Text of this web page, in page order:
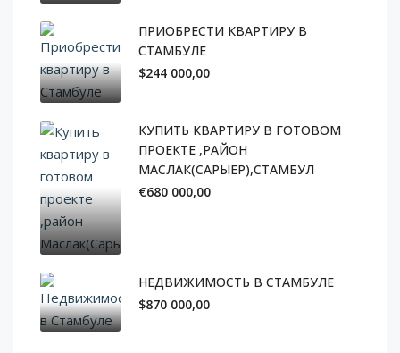
ПРИОБРЕСТИ КВАРТИРУ В
СТАМБУЛЕ
$244 000,00
КУПИТЬ КВАРТИРУ В ГОТОВОМ
ПРОЕКТЕ ,РАЙОН
МАСЛАК(САРЫЕР),СТАМБУЛ
€680 000,00
НЕДВИЖИМОСТЬ В СТАМБУЛЕ
$870 000,00